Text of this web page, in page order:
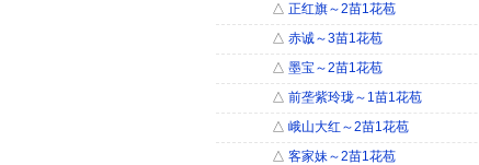
△ 正红旗～2苗1花苞
△ 赤诚～3苗1花苞
△ 墨宝～2苗1花苞
△ 前垄紫玲珑～1苗1花苞
△ 峨山大红～2苗1花苞
△ 客家妹～2苗1花苞